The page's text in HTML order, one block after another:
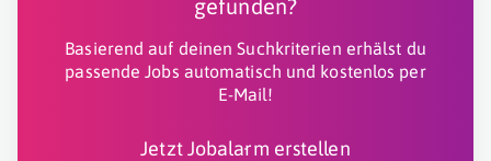
gefunden?
Basierend auf deinen Suchkriterien erhälst du
passende Jobs automatisch und kostenlos per
E-Mail!
Jetzt Jobalarm erstellen